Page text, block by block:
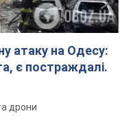
атаку на Одесу:
є постраждалі.
дрони